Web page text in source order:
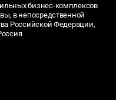
бизнес-комплексов
в непосредственной
Российской Федерации,